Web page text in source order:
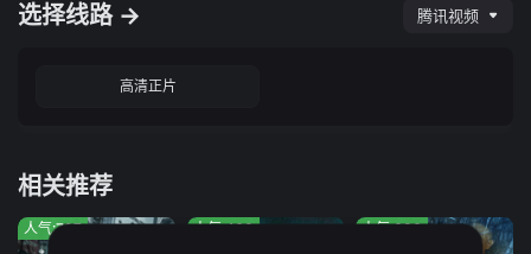
选择线路 → 腾讯视频
高清正片
相关推荐
人气:707 人气:460 人气:636